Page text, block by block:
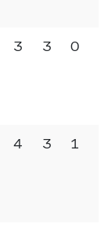
3 3 0
4 3 1